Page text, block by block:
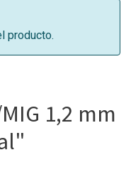
producto.
1,2 mm